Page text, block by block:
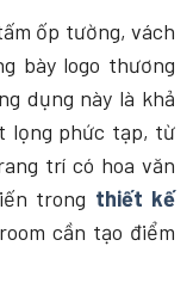
ốp tường, vách
bày logo thương
dụng này là khả
lọng phức tạp, từ
trí có hoa văn
trong thiết kế
cần tạo điểm